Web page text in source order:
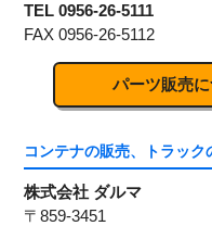
TEL 0956-26-5111
FAX 0956-26-5112
パーツ販売
コンテナの販売、トラック
株式会社 ダルマ
〒859-3451